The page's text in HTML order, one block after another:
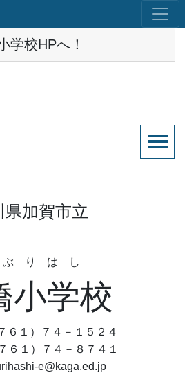
学校HPへ！
県加賀市立
り は し
小学校
１）７４－１５２４
１）７４－８７４１
e@kaga.ed.jp